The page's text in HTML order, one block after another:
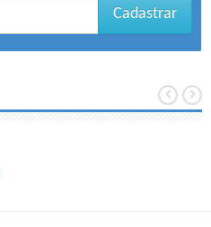
Cadastrar